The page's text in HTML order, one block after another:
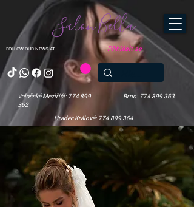
FOLLOW OUR NEWS AT
Salon Bella
Valašské Meziříčí: 774 899
362
Brno: 774 899 363
Hradec Králové: 774 899 364
Přihlásit se